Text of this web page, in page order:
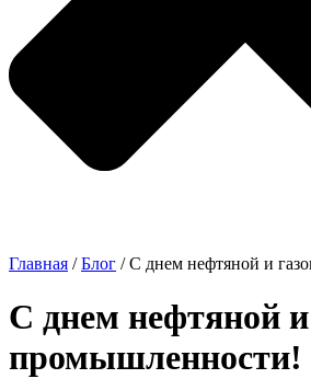
Главная /Блог /С днем нефтяной и
С днем нефтяной и
промышленности!